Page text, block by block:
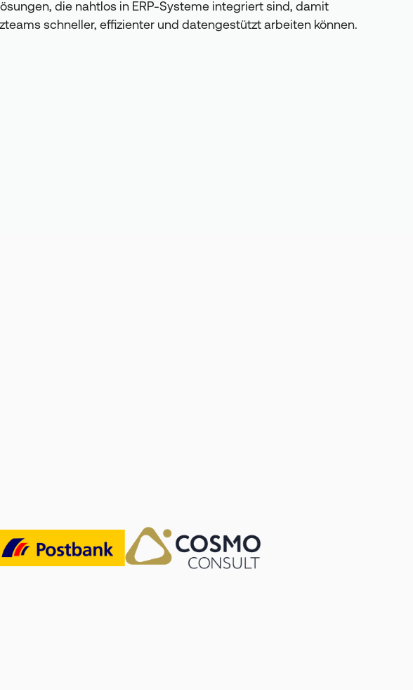
die nahtlos in ERP-Systeme integriert sind, damit
schneller, effizienter und datengestützt arbeiten können.